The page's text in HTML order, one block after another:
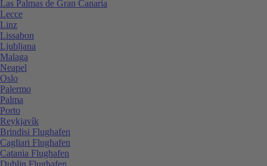
Las Palmas de Gran Canaria
Lecce
Linz
Lissabon
Ljubljana
Malaga
Neapel
Oslo
Palermo
Palma
Porto
Reykjavík
Brindisi Flughafen
Cagliari Flughafen
Catania Flughafen
Dublin Flughafen